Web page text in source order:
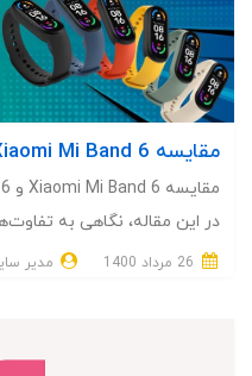
مقایسه 6 Xiaomi Mi Band و Huawei Band 6
در این مقاله، نگاهی به
مدیر